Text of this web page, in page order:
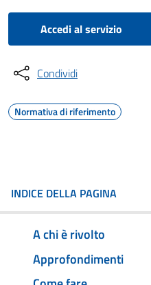
Accedi al servizio
Condividi
Normativa di riferimento
INDICE DELLA PAGINA
A chi è rivolto
Approfondimenti